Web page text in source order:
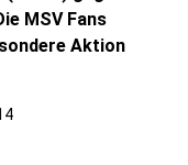
MSV Fans
Aktion